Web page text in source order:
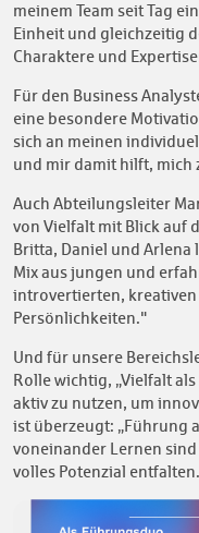
meinem Team seit Tag
Einheit und gleichzeitig
Charaktere und
Für den Business
eine besondere
sich an meinen
und mir damit hilft, mich
Auch Abteilungsleiter
von Vielfalt mit Blick auf
Britta, Daniel und Arlena
Mix aus jungen und
introvertierten,
Persönlichkeiten."
Und für unsere
Rolle wichtig, „Vielfalt als
aktiv zu nutzen, um
ist überzeugt: „Führung
voneinander Lernen
volles Potenzial